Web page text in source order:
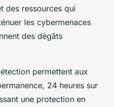
des ressources qui
les cybermenaces
des dégâts
permettent aux
24 heures sur
une protection en